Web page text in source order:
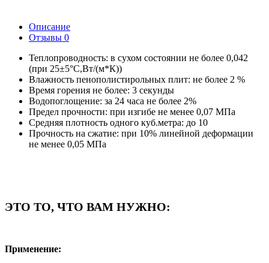
Описание
Отзывы 0
Теплопроводность: в сухом состоянии не более 0,042
(при 25±5°C,Вт/(м*К))
Влажность пенополистирольных плит: не более 2 %
Время горения не более: 3 секунды
Водопоглощение: за 24 часа не более 2%
Предел прочности: при изгибе не менее 0,07 МПа
Средняя плотность одного куб.метра: до 10
Прочность на сжатие: при 10% линейной деформации
не менее 0,05 МПа
ЭТО ТО, ЧТО ВАМ НУЖНО:
Применение: